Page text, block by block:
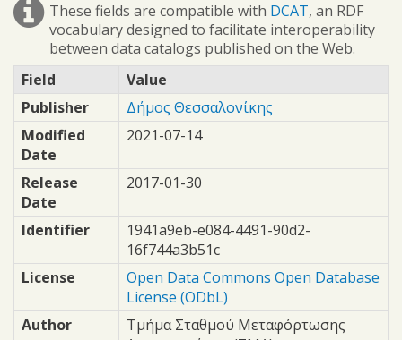
These fields are compatible with DCAT, an RDF
vocabulary designed to facilitate interoperability
between data catalogs published on the Web.
Field
Value
Publisher
Δήμος Θεσσαλονίκης
Modified
Date
2021-07-14
Release
Date
2017-01-30
Identifier
1941a9eb-e084-4491-90d2-
16f744a3b51c
License
Open Data Commons Open Database
License (ODbL)
Author
Τμήμα Σταθμού Μεταφόρτωσης